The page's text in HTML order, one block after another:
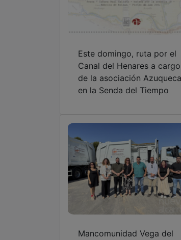
Este domingo, ruta por el
Canal del Henares a cargo
de la asociación Azuqueca
en la Senda del Tiempo
Mancomunidad Vega del